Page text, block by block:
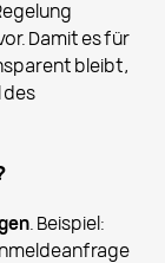
Damit es für
bleibt,
des
. Beispiel: